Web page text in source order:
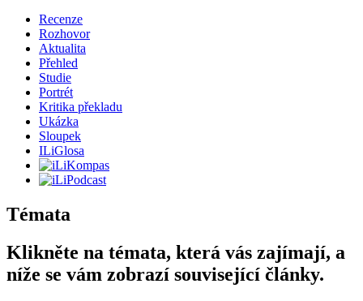
Recenze
Rozhovor
Aktualita
Přehled
Studie
Portrét
Kritika překladu
Ukázka
Sloupek
ILiGlosa
Témata
Klikněte na témata, která vás zajímají, a
níže se vám zobrazí související články.